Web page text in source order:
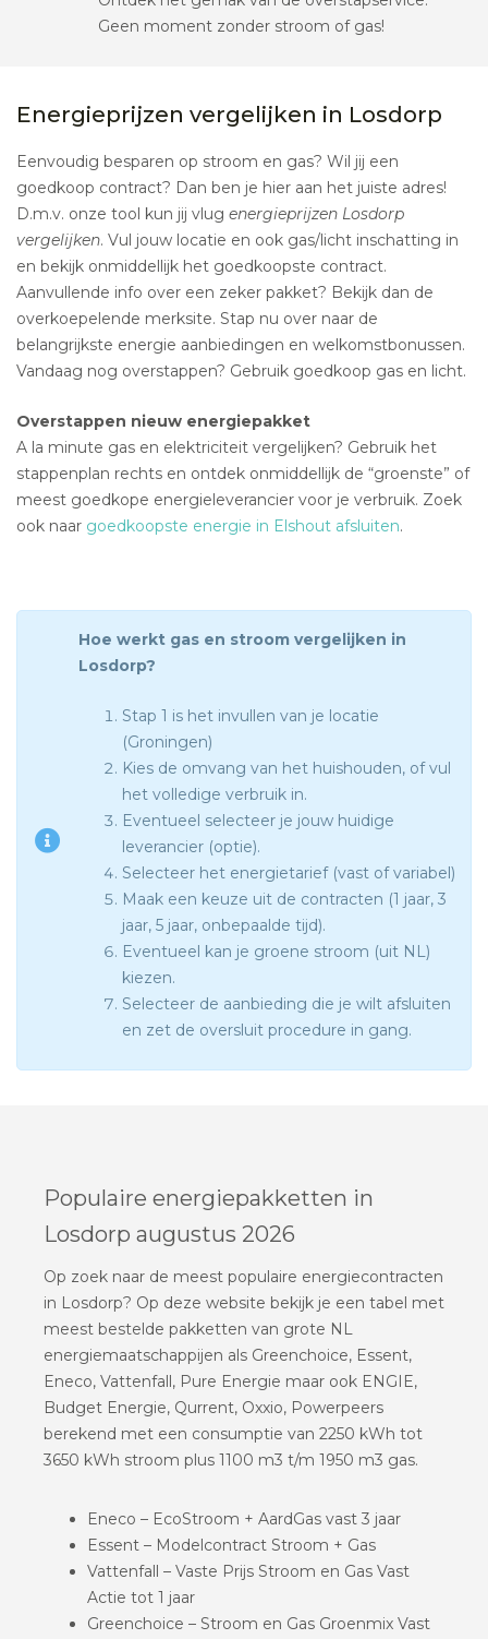
Geen moment zonder stroom of gas!
Energieprijzen vergelijken in Losdorp
Eenvoudig besparen op stroom en gas? Wil jij een
goedkoop contract? Dan ben je hier aan het juiste adres!
D.m.v. onze tool kun jij vlug energieprijzen Losdorp
vergelijken. Vul jouw locatie en ook gas/licht inschatting in
en bekijk onmiddellijk het goedkoopste contract.
Aanvullende info over een zeker pakket? Bekijk dan de
overkoepelende merksite. Stap nu over naar de
belangrijkste energie aanbiedingen en welkomstbonussen.
Vandaag nog overstappen? Gebruik goedkoop gas en licht.
Overstappen nieuw energiepakket
A la minute gas en elektriciteit vergelijken? Gebruik het
stappenplan rechts en ontdek onmiddellijk de “groenste” of
meest goedkope energieleverancier voor je verbruik. Zoek
ook naar goedkoopste energie in Elshout afsluiten.
Hoe werkt gas en stroom vergelijken in
Losdorp?
Stap 1 is het invullen van je locatie
(Groningen)
Kies de omvang van het huishouden, of vul
het volledige verbruik in.
Eventueel selecteer je jouw huidige
leverancier (optie).
Selecteer het energietarief (vast of variabel)
Maak een keuze uit de contracten (1 jaar, 3
jaar, 5 jaar, onbepaalde tijd).
Eventueel kan je groene stroom (uit NL)
kiezen.
Selecteer de aanbieding die je wilt afsluiten
en zet de oversluit procedure in gang.
Populaire energiepakketten in
Losdorp augustus 2026
Op zoek naar de meest populaire energiecontracten
in Losdorp? Op deze website bekijk je een tabel met
meest bestelde pakketten van grote NL
energiemaatschappijen als Greenchoice, Essent,
Eneco, Vattenfall, Pure Energie maar ook ENGIE,
Budget Energie, Qurrent, Oxxio, Powerpeers
berekend met een consumptie van 2250 kWh tot
3650 kWh stroom plus 1100 m3 t/m 1950 m3 gas.
Eneco – EcoStroom + AardGas vast 3 jaar
Essent – Modelcontract Stroom + Gas
Vattenfall – Vaste Prijs Stroom en Gas Vast
Actie tot 1 jaar
Greenchoice – Stroom en Gas Groenmix Vast